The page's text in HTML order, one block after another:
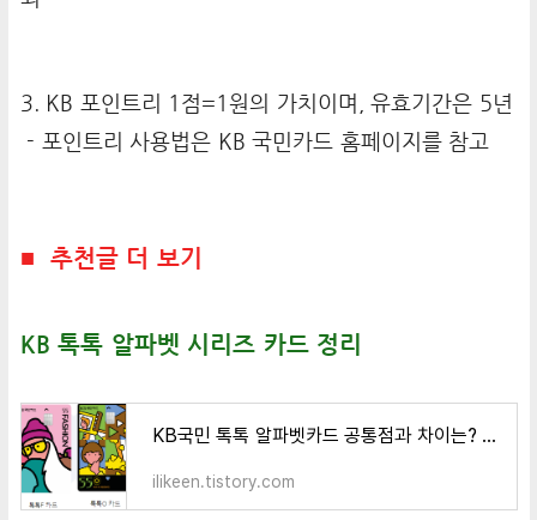
3. KB 포인트리 1점=1원의 가치이며, 유효기간은 5년
- 포인트리 사용법은 KB 국민카드 홈페이지를 참고
■ 추천글 더 보기
KB 톡톡 알파벳 시리즈 카드 정리
KB국민 톡톡 알파벳카드 공통점과 차이는? (톡톡 F/O/M/D)
ilikeen.tistory.com